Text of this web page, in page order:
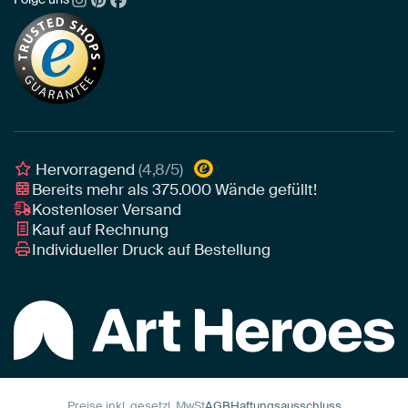
Neuheiten
Alu-Dibond
Tapete
Leinwand
Leinwand für draußen
Die richtige Größe bestimmen
Akustik-Tipps
Tipps von unseren Botschaftern
Individuelle Einrichtungsberatung
Nachhaltigkeit
Unser Team
Botschafter
Awards und Preise
Art Heroes App
Hervorragend(4,8/5)
Bereits mehr als375.000Wände gefüllt!
Kostenloser Versand
Kauf auf Rechnung
Individueller Druck auf Bestellung